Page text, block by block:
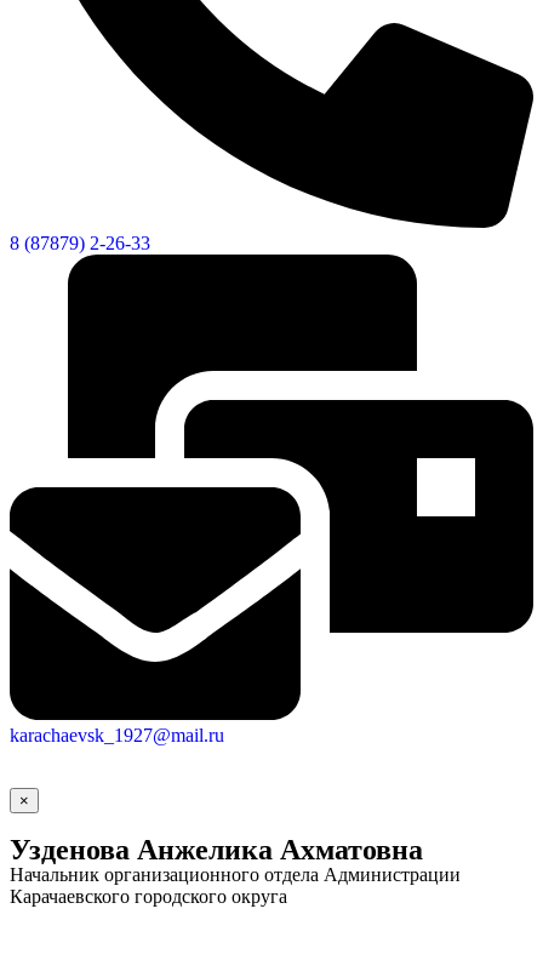
8 (87879) 2-26-33
karachaevsk_1927@mail.ru
×
Узденова Анжелика Ахматовна
Начальник организационного отдела Администрации
Карачаевского городского округа